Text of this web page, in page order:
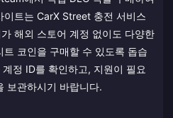
이트는 CarX Street 충전 서비스
해외 스토어 계정 없이도 다양한
코인을 구매할 수 있도록 돕습
정 ID를 확인하고, 지원이 필요
보관하시기 바랍니다.